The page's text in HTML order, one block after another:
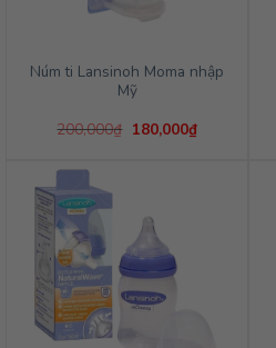
Núm ti Lansinoh Moma nhập
Mỹ
200,000₫ Giá
180,000₫Giá
hiện